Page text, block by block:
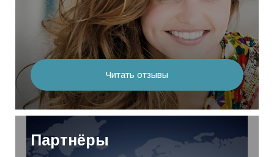
Читать отзывы
Партнёры